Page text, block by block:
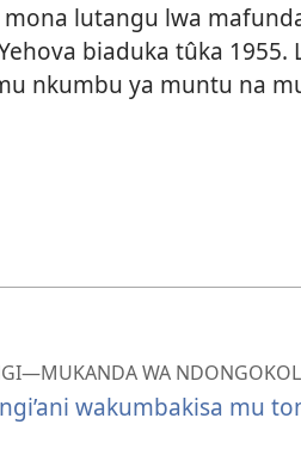
lutangu lwa
biaduka tûka 1955.
nkumbu ya muntu na
WA
wakumbakisa mu